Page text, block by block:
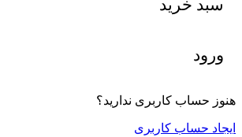
سبد خرید
ورود
هنوز حساب کاربری ندارید؟
ایجاد حساب کاربری